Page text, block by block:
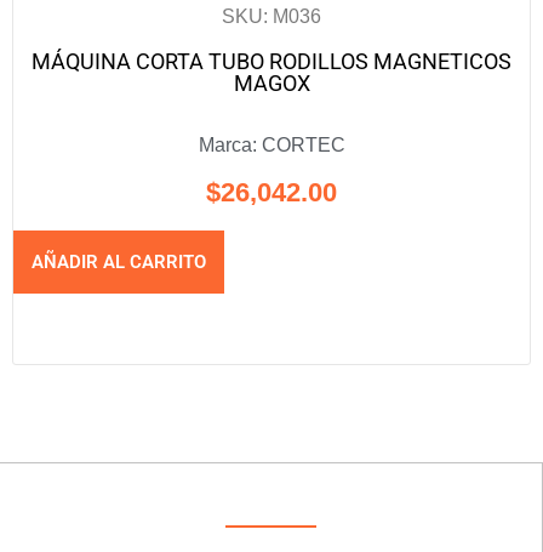
SKU: M036
MÁQUINA CORTA TUBO RODILLOS MAGNETICOS
MAGOX
Marca: CORTEC
$26,042.00
AÑADIR AL CARRITO